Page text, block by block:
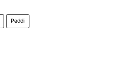
Peddi